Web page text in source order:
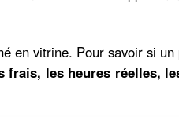
en vitrine. Pour savoir si
frais, les heures réelles,